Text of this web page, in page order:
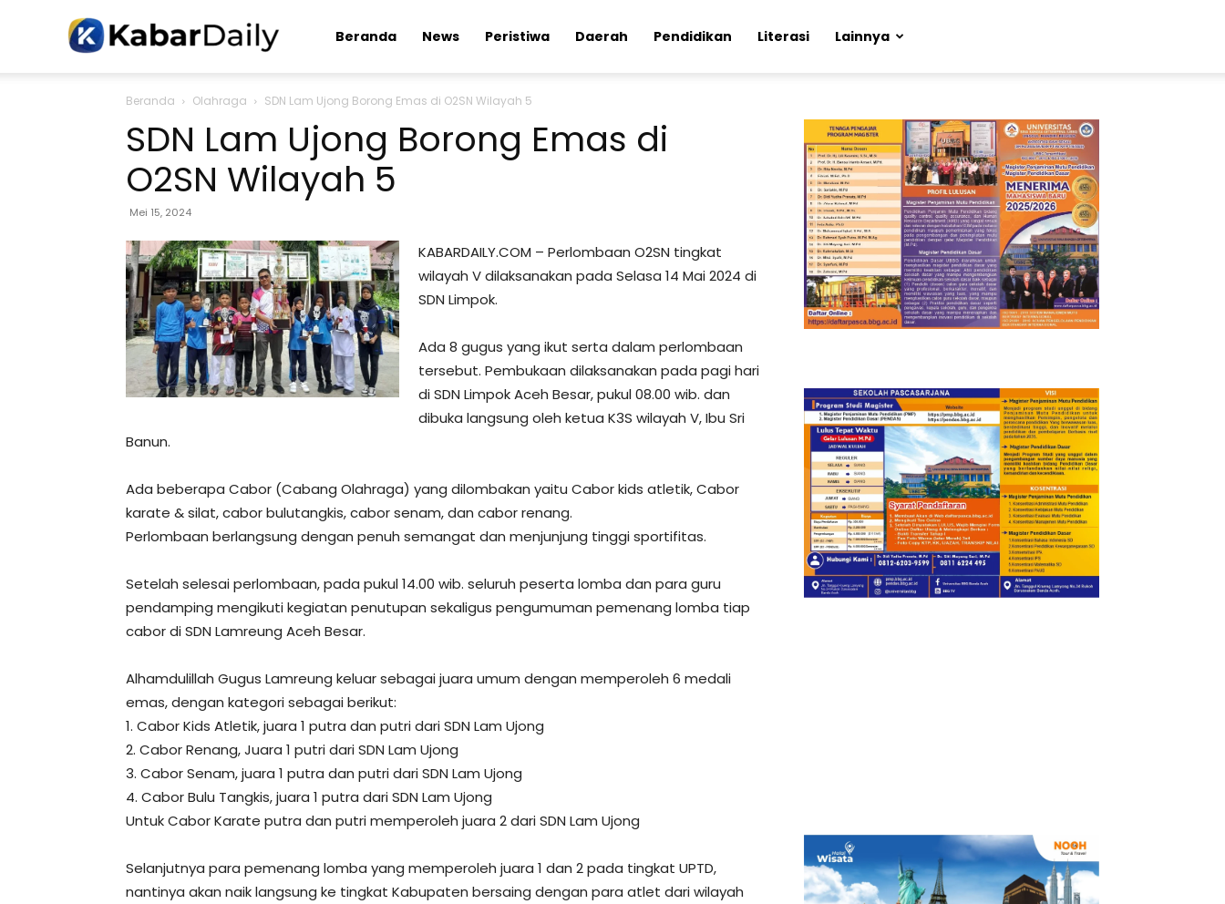
Kabardaily.com
Beranda News Peristiwa Daerah Pendidikan Literasi Lainnya
Beranda Olahraga SDN Lam Ujong Borong Emas di O2SN Wilayah 5
SDN Lam Ujong Borong Emas di
O2SN Wilayah 5
Mei 15, 2024
KABARDAILY.COM – Perlombaan O2SN tingkat
wilayah V dilaksanakan pada Selasa 14 Mai 2024 di
SDN Limpok.
Ada 8 gugus yang ikut serta dalam perlombaan
tersebut. Pembukaan dilaksanakan pada pagi hari
di SDN Limpok Aceh Besar, pukul 08.00 wib. dan
dibuka langsung oleh ketua K3S wilayah V, Ibu Sri
Banun.
Ada beberapa Cabor (Cabang Olahraga) yang dilombakan yaitu Cabor kids atletik, Cabor
karate & silat, cabor bulutangkis, cabor senam, dan cabor renang.
Perlombaan berlangsung dengan penuh semangat dan menjunjung tinggi sportifitas.
Setelah selesai perlombaan, pada pukul 14.00 wib. seluruh peserta lomba dan para guru
pendamping mengikuti kegiatan penutupan sekaligus pengumuman pemenang lomba tiap
cabor di SDN Lamreung Aceh Besar.
Alhamdulillah Gugus Lamreung keluar sebagai juara umum dengan memperoleh 6 medali
emas, dengan kategori sebagai berikut:
1. Cabor Kids Atletik, juara 1 putra dan putri dari SDN Lam Ujong
2. Cabor Renang, Juara 1 putri dari SDN Lam Ujong
3. Cabor Senam, juara 1 putra dan putri dari SDN Lam Ujong
4. Cabor Bulu Tangkis, juara 1 putra dari SDN Lam Ujong
Untuk Cabor Karate putra dan putri memperoleh juara 2 dari SDN Lam Ujong
Selanjutnya para pemenang lomba yang memperoleh juara 1 dan 2 pada tingkat UPTD,
nantinya akan naik langsung ke tingkat Kabupaten bersaing dengan para atlet dari wilayah